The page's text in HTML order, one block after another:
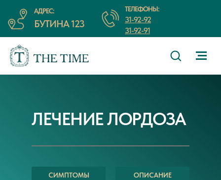
АДРЕС:
БУТИНА 123
ТЕЛЕФОНЫ:
31-92-92
31-92-91
ЛЕЧЕНИЕ ЛОРДОЗА
СИМПТОМЫ ОПИСАНИЕ